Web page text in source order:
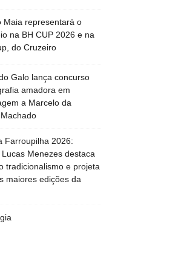
Maia representará o
na BH CUP 2026 e na
do Cruzeiro
Galo lança concurso
amadora em
a Marcelo da
Farroupilha 2026:
Menezes destaca
tradicionalismo e projeta
maiores edições da